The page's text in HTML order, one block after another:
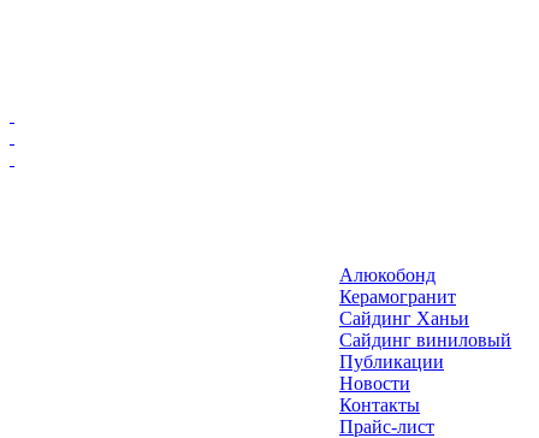
Алюкобонд
Керамогранит
Сайдинг Ханьи
Сайдинг виниловый
Публикации
Новости
Контакты
Прайс-лист